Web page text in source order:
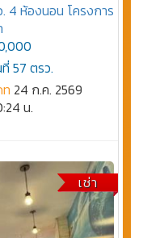
. 4 ห้องนอน โครงการ
57 ตรว.
24 ก.ค. 2569
น.
เช่า